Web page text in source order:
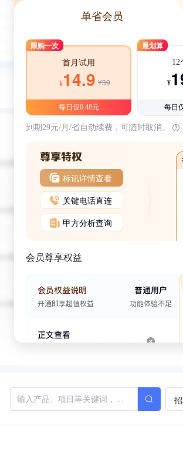
单省会员
限购一次
首月试用
¥14.9 ¥39
每日仅0.48元
最划算
12
¥
每日
到期29元/月/省自动续费，可随时取消。
标讯详情查看
关键电话直连
甲方分析查询
会员尊享权益